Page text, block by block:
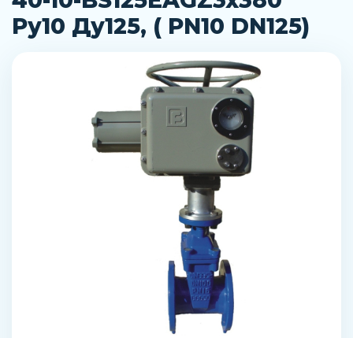
Ру10 Ду125, ( PN10 DN125)